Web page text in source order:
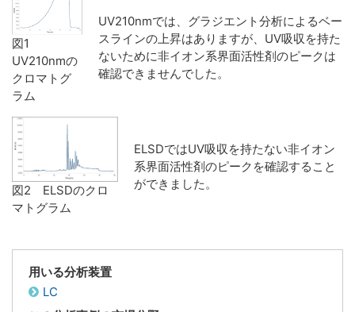
図1
UV210nmの
クロマトグ
ラム
UV210nmでは、グラジエント分析によるベー
スラインの上昇はありますが、UV吸収を持た
ないために非イオン系界面活性剤のピークは
確認できませんでした。
図2 ELSDのクロ
マトグラム
ELSDではUV吸収を持たない非イオン
系界面活性剤のピークを確認すること
ができました。
用いる分析装置
LC